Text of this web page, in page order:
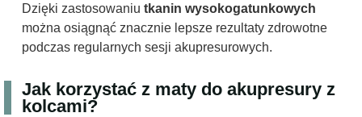
Dzięki zastosowaniu tkanin wysokogatunkowych
można osiągnąć znacznie lepsze rezultaty zdrowotne
podczas regularnych sesji akupresurowych.
Jak korzystać z maty do akupresury z
kolcami?